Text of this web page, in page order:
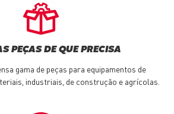
PEÇAS DE QUE PRECISA
gama de peças para equipamentos de
industriais, de construção e agrícolas.